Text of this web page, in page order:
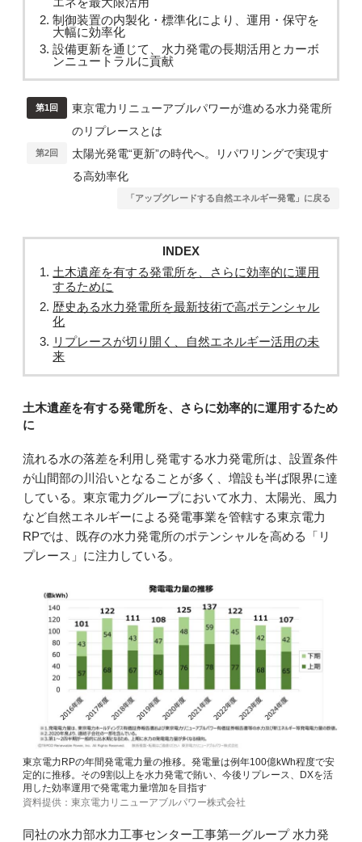
制御装置の内製化・標準化により、運用・保守を
大幅に効率化
設備更新を通じて、水力発電の長期活用とカーボ
ンニュートラルに貢献
第1回
東京電力リニューアブルパワーが進める水力発電所
のリプレースとは
第2回
太陽光発電“更新”の時代へ。リパワリングで実現す
る高効率化
「アップグレードする自然エネルギー発電」に戻る
INDEX
土木遺産を有する発電所を、さらに効率的に運用
するために
歴史ある水力発電所を最新技術で高ポテンシャル
化
リプレースが切り開く、自然エネルギー活用の未
来
土木遺産を有する発電所を、さらに効率的に運用するため
に
流れる水の落差を利用し発電する水力発電所は、設置条件
が山間部の川沿いとなることが多く、増設も半ば限界に達
している。東京電力グループにおいて水力、太陽光、風力
など自然エネルギーによる発電事業を管轄する東京電力
RPでは、既存の水力発電所のポテンシャルを高める「リ
プレース」に注力している。
東京電力RPの年間発電電力量の推移。発電量は例年100億kWh程度で安
定的に推移。その9割以上を水力発電で賄い、今後リプレース、DXを活
用した効率運用で発電電力量増加を目指す
資料提供：東京電力リニューアブルパワー株式会社
同社の水力部水力工事センター工事第一グループ 水力発